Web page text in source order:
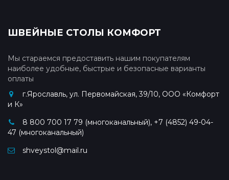
ШВЕЙНЫЕ СТОЛЫ КОМФОРТ
Мы стараемся предоставить нашим покупателям
наиболее удобные, быстрые и безопасные варианты
оплаты
г.Ярославль, ул. Первомайская, 39/10, ООО «Комфорт
и К»
8 800 700 17 79 (многоканальный), +7 (4852) 49-04-
47 (многоканальный)
shveystol@mail.ru